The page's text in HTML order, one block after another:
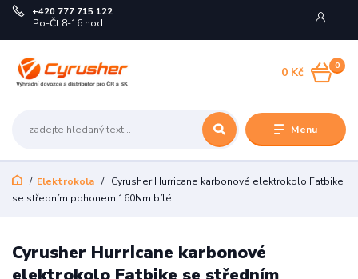
Menu
+420 777 715 122
Po-Čt 8-16 hod.
0
0 Kč
Elektrokola
Cyrusher Hurricane karbonové elektrokolo Fatbike
se středním pohonem 160Nm bílé
Cyrusher Hurricane karbonové